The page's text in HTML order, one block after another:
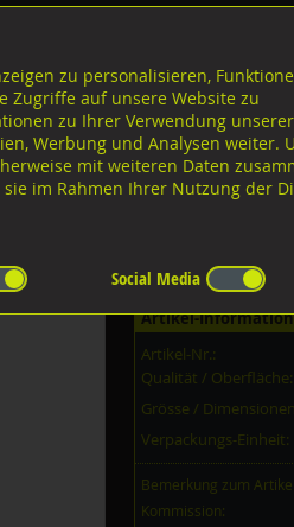
Artikel-
Artikel-Nr.:
Qualität / Oberfläche:
Grösse /
Verpackungs-Einheit:
Bemerkung zum
Kommission:
zu personalisieren,
Zugriffe auf unsere Website zu
zu Ihrer Verwendung unserer
Werbung und Analysen weiter.
mit weiteren Daten
im Rahmen Ihrer Nutzung der
Social Media